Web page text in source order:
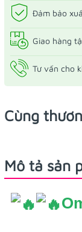
Đảm bảo
Giao hàng
Tư vấn cho
Cùng
Mô tả sản